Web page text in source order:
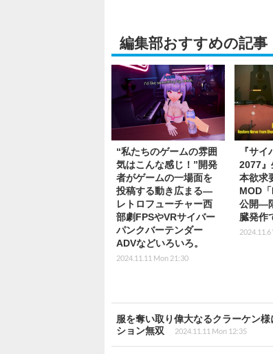
編集部おすすめの記事
“私たちのゲームの雰囲
気はこんな感じ！”開発
者がゲームの一場面を
投稿する動き広まる―
レトロフューチャー西
部劇FPSやVRサイバー
パンクバーテンダー
ADVなどいろいろ。
2024.11.11 Mon 21:30
『サ
2077』
本欲求
MOD
公開―
臓発作
服を奪い取り偉大なるクラーケン
ション無双
2024.11.11 Mon 12:35